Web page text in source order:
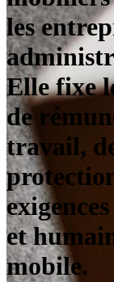
les
Elle fixe
de
travail,
et
mobile.